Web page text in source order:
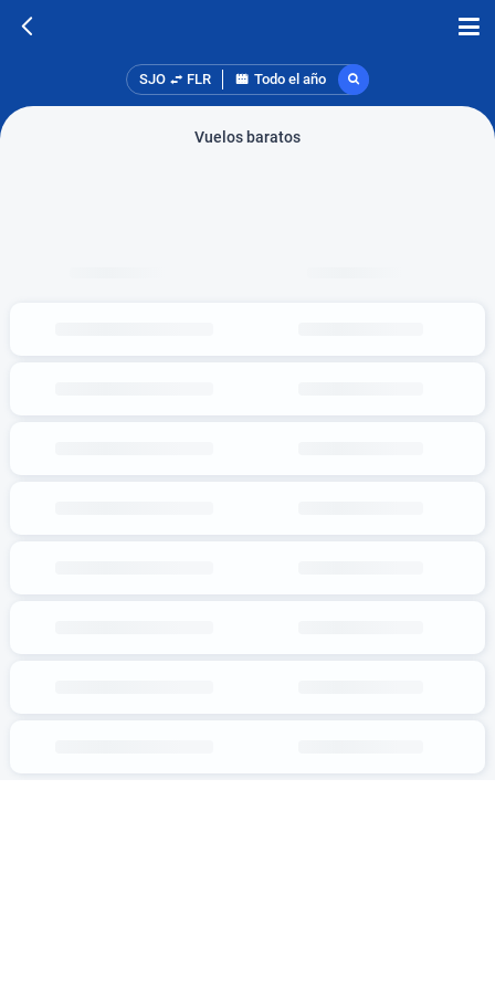
SJO FLR Todo el año
Vuelos baratos